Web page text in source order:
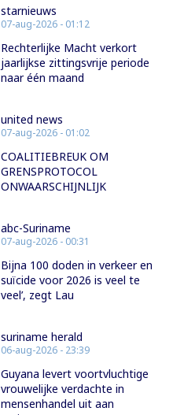
starnieuws
07-aug-2026 - 01:12
Rechterlijke Macht verkort
jaarlijkse zittingsvrije periode
naar één maand
united news
07-aug-2026 - 01:02
COALITIEBREUK OM
GRENSPROTOCOL
ONWAARSCHIJNLIJK
abc-Suriname
07-aug-2026 - 00:31
Bijna 100 doden in verkeer en
suïcide voor 2026 is veel te
veel’, zegt Lau
suriname herald
06-aug-2026 - 23:39
Guyana levert voortvluchtige
vrouwelijke verdachte in
mensenhandel uit aan